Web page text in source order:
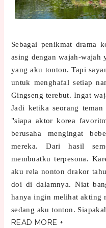
Sebagai penikmat drama
asing dengan wajah-wajah
yang aku tonton. Tapi
untuk menghafal setiap
Gingseng terebut. Ingat
Jadi ketika seorang
"siapa aktor korea
berusaha mengingat
mereka. Dari hasil
membuatku terpesona.
aku rela nonton drakor
doi di dalamnya. Niat
hanya ingin melihat akting
sedang aku tonton.
READ MORE +